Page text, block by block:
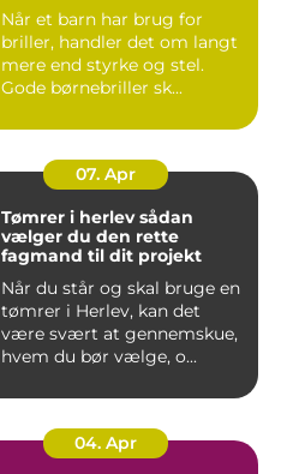
Når et barn har brug for
briller, handler det om langt
mere end styrke og stel.
Gode børnebriller sk...
07. Apr
Tømrer i herlev sådan
vælger du den rette
fagmand til dit projekt
Når du står og skal bruge en
tømrer i Herlev, kan det
være svært at gennemskue,
hvem du bør vælge, o...
04. Apr